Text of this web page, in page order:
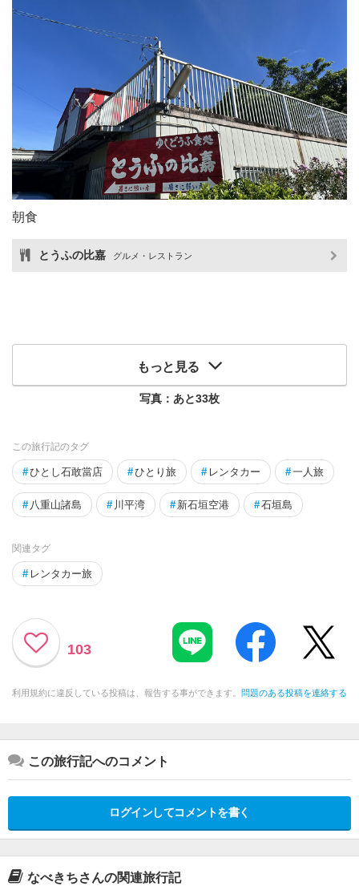
朝食
とうふの比嘉 グルメ・レストラン
もっと見る
写真：あと33枚
この旅行記のタグ
#ひとし石敢當店 #ひとり旅 # レンタカー #一人旅
# 八重山諸島 # 川平湾 # 新石垣空港 #石垣島
関連タグ
# レンタカー旅
103
利用規約に違反している投稿は、報告する事ができます。 問題のある投稿を連絡する
この旅行記へのコメント
ログインしてコメントを書く
なべきちさんの関連旅行記